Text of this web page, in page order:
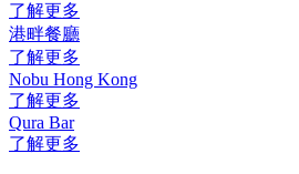
了解更多
港畔餐廳
了解更多
Nobu Hong Kong
了解更多
Qura Bar
了解更多